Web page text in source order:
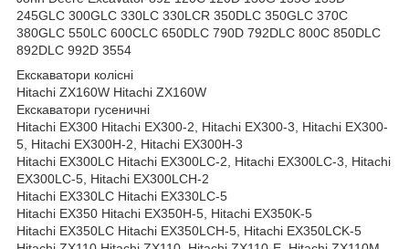
245GLC 300GLC 330LC 330LCR 350DLC 350GLC 370C
380GLC 550LC 600CLC 650DLC 790D 792DLC 800C 850DLC
892DLC 992D 3554
Екскаватори колісні
Hitachi ZX160W Hitachi ZX160W
Екскаватори гусеничні
Hitachi EX300 Hitachi EX300-2, Hitachi EX300-3, Hitachi EX300-
5, Hitachi EX300H-2, Hitachi EX300H-3
Hitachi EX300LC Hitachi EX300LC-2, Hitachi EX300LC-3, Hitachi
EX300LC-5, Hitachi EX300LCH-2
Hitachi EX330LC Hitachi EX330LC-5
Hitachi EX350 Hitachi EX350H-5, Hitachi EX350K-5
Hitachi EX350LC Hitachi EX350LCH-5, Hitachi EX350LCK-5